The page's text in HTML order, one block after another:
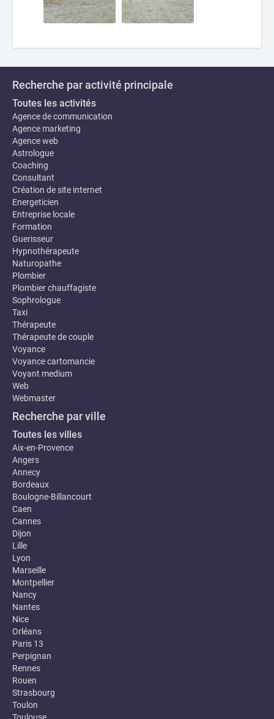
Recherche par activité principale
Toutes les activités
Agence de communication
Agence marketing
Agence web
Astrologue
Coaching
Consultant
Création de site internet
Energeticien
Entreprise locale
Formation
Guerisseur
Hypnothérapeute
Naturopathe
Plombier
Plombier chauffagiste
Sophrologue
Taxi
Thérapeute
Thérapeute de couple
Voyance
Voyance cartomancie
Voyant medium
Web
Webmaster
Recherche par ville
Toutes les villes
Aix-en-Provence
Angers
Annecy
Bordeaux
Boulogne-Billancourt
Caen
Cannes
Dijon
Lille
Lyon
Marseille
Montpellier
Nancy
Nantes
Nice
Orléans
Paris 13
Perpignan
Rennes
Rouen
Strasbourg
Toulon